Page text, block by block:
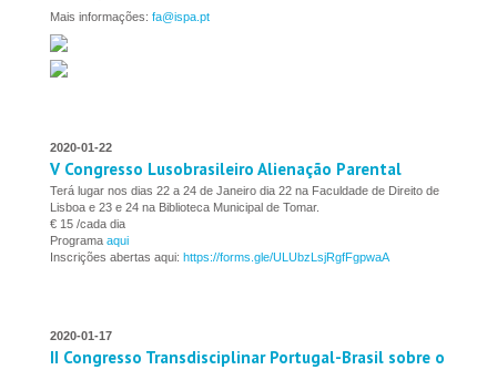
Mais informações: fa@ispa.pt
2020-01-22
V Congresso Lusobrasileiro Alienação Parental
Terá lugar nos dias 22 a 24 de Janeiro dia 22 na Faculdade de Direito de
Lisboa e 23 e 24 na Biblioteca Municipal de Tomar.
€ 15 /cada dia
Programa aqui
Inscrições abertas aqui: https://forms.gle/ULUbzLsjRgfFgpwaA
2020-01-17
II Congresso Transdisciplinar Portugal-Brasil sobre o